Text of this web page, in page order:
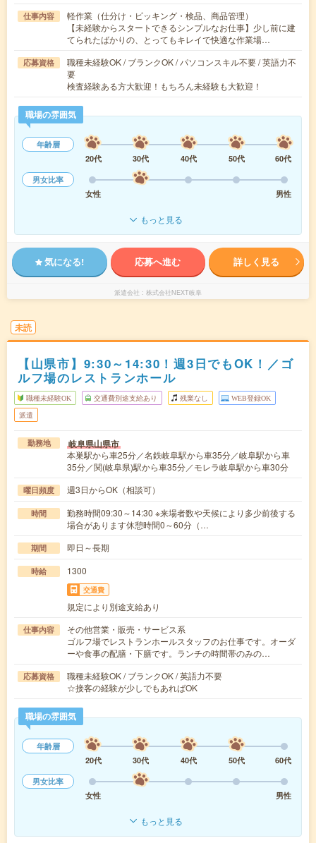
仕事内容
軽作業（仕分け・ピッキング・検品、商品管理）
【未経験からスタートできるシンプルなお仕事】少し前に建
てられたばかりの、とってもキレイで快適な作業場…
応募資格
職種未経験OK / ブランクOK / パソコンスキル不要 / 英語力不
要
検査経験ある方大歓迎！もちろん未経験も大歓迎！
職場の雰囲気
年齢層
20代
30代 40代 50代
60代
男女比率
女性
男性
もっと見る
気になる! 応募へ進む 詳しく見る
派遣会社 株式会社NEXT岐阜
未読
【山県市】9:30～14:30！週3日でもOK！／ゴ
ルフ場のレストランホール
職種未経験OK 交通費別途支給あり 残業なし WEB登録OK
派遣
勤務地 岐阜県山県市
本巣駅から車25分／名鉄岐阜駅から車35分／岐阜駅から車
35分／関(岐阜県)駅から車35分／モレラ岐阜駅から車30分
曜日頻度 週3日からOK（相談可）
時間
勤務時間09:30～14:30 ※来場者数や天候により多少前後する
場合があります休憩時間0～60分（…
期間 即日～長期
時給 1300
交通費
規定により別途支給あり
仕事内容
その他営業・販売・サービス系
ゴルフ場でレストランホールスタッフのお仕事です。オーダ
ーや食事の配膳・下膳です。ランチの時間帯のみの…
応募資格
職種未経験OK / ブランクOK / 英語力不要
☆接客の経験が少しでもあればOK
職場の雰囲気
年齢層
20代
30代 40代 50代
60代
男女比率
女性
男性
もっと見る